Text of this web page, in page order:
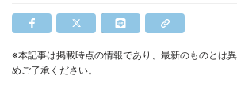
※本記事は掲載時点の情報であり、最新のものとは
めご了承ください。